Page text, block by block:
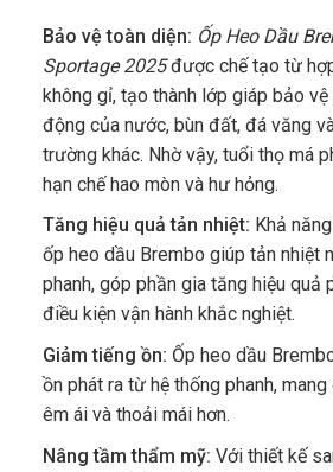
Bảo vệ toàn diện: Ốp Heo Dầu
Sportage 2025được chế tạo từ
không gỉ, tạo thành lớp giáp bảo
động của nước, bùn đất, đá văng
trường khác. Nhờ vậy, tuổi thọ má
hạn chế hao mòn và hư hỏng.
Tăng hiệu quả tản nhiệt: Khả
ốp heo dầu Brembo giúp tản nhiệt
phanh, góp phần gia tăng hiệu quả
điều kiện vận hành khắc nghiệt.
Giảm tiếng ồn: Ốp heo dầu
ồn phát ra từ hệ thống phanh,
êm ái và thoải mái hơn.
Nâng tầm thẩm mỹ: Với thiết kế